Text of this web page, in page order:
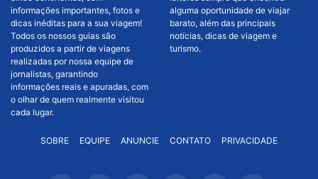
informações importantes, fotos e
dicas inéditas para a sua viagem!
Todos os nossos guias são
produzidos a partir de viagens
realizadas por nossa equipe de
jornalistas, garantindo
informações reais e apuradas, com
o olhar de quem realmente visitou
cada lugar.
alguma oportunidade de viajar
barato, além das principais
notícias, dicas de viagem e
turismo.
SOBRE EQUIPE ANUNCIE CONTATO PRIVACIDADE